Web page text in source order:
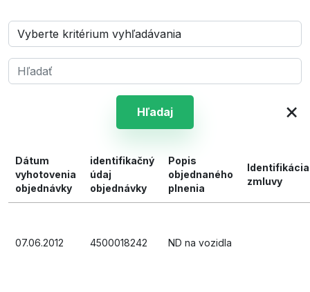
Hľadaj ×
Dátum
vyhotovenia
objednávky
identifikačný
údaj
objednávky
Popis
objednaného
plnenia
Identifikácia
zmluvy
07.06.2012 4500018242 ND na vozidla